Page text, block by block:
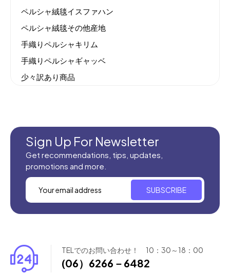
ペルシャ絨毯イスファハン
ペルシャ絨毯その他産地
手織りペルシャキリム
手織りペルシャギャッベ
少々訳あり商品
新商品入荷
Sign Up For Newsletter
Get recommendations, tips, updates,
promotions and more.
SUBSCRIBE
TELでのお問い合わせ！ 10：30～18：00
(06）6266－6482